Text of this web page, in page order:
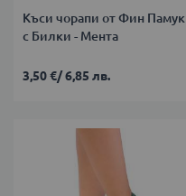
Къси чорапи от Фин Памук
с Билки - Мента
3,50 €/6,85 лв.